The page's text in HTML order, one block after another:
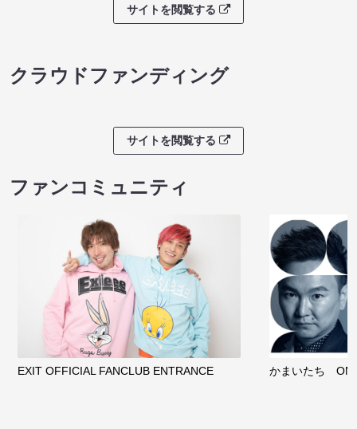
サイトを閲覧する
クラウドファンディング
サイトを閲覧する
ファンコミュニティ
EXIT OFFICIAL FANCLUB ENTRANCE かまいたち